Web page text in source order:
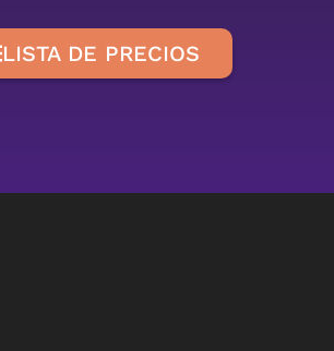
LISTA DE PRECIOS